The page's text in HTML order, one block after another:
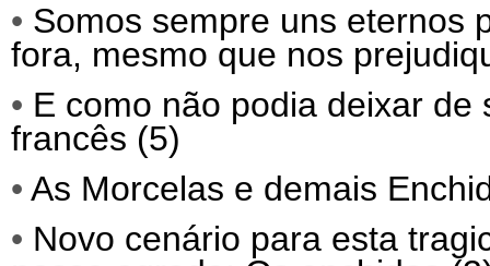
• Somos sempre uns eternos
fora, mesmo que nos
• E como não podia deixar
francês (5)
• As Morcelas e demais
• Novo cenário para esta